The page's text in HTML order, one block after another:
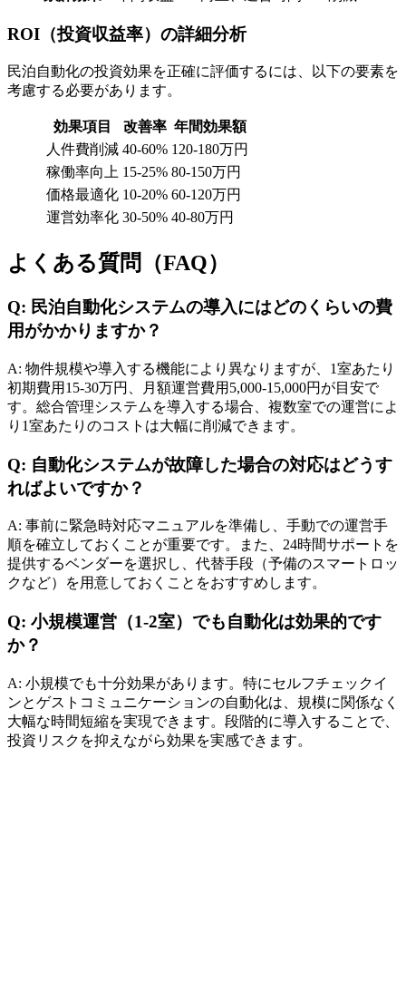
ROI（投資収益率）の詳細分析
民泊自動化の投資効果を正確に評価するには、以下の要素を
考慮する必要があります。
効果項目 改善率 年間効果額
人件費削減 40-60% 120-180万円
稼働率向上 15-25% 80-150万円
価格最適化 10-20% 60-120万円
運営効率化 30-50% 40-80万円
よくある質問（FAQ）
Q: 民泊自動化システムの導入にはどのくらいの費
用がかかりますか？
A: 物件規模や導入する機能により異なりますが、1室あたり
初期費用15-30万円、月額運営費用5,000-15,000円が目安で
す。総合管理システムを導入する場合、複数室での運営によ
り1室あたりのコストは大幅に削減できます。
Q: 自動化システムが故障した場合の対応はどうす
ればよいですか？
A: 事前に緊急時対応マニュアルを準備し、手動での運営手
順を確立しておくことが重要です。また、24時間サポートを
提供するベンダーを選択し、代替手段（予備のスマートロッ
クなど）を用意しておくことをおすすめします。
Q: 小規模運営（1-2室）でも自動化は効果的です
か？
A: 小規模でも十分効果があります。特にセルフチェックイ
ンとゲストコミュニケーションの自動化は、規模に関係なく
大幅な時間短縮を実現できます。段階的に導入することで、
投資リスクを抑えながら効果を実感できます。